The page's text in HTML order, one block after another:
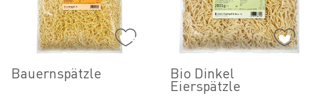
Bauernspätzle Bio Dinkel
Eierspätzle